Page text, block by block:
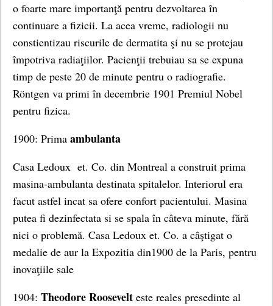
o foarte mare importanţă pentru dezvoltarea în
continuare a fizicii. La acea vreme, radiologii nu
constientizau riscurile de dermatita şi nu se protejau
împotriva radiaţiilor. Pacienţii trebuiau sa se expuna
timp de peste 20 de minute pentru o radiografie.
Röntgen va primi în decembrie 1901 Premiul Nobel
pentru fizica.
1900: Prima ambulanta
Casa Ledoux et. Co. din Montreal a construit prima
masina-ambulanta destinata spitalelor. Interiorul era
facut astfel incat sa ofere confort pacientului. Masina
putea fi dezinfectata si se spala în câteva minute, fără
nici o problemă. Casa Ledoux et. Co. a câştigat o
medalie de aur la Expozitia din1900 de la Paris, pentru
inovaţiile sale
1904: Theodore Roosevelt este reales presedinte al